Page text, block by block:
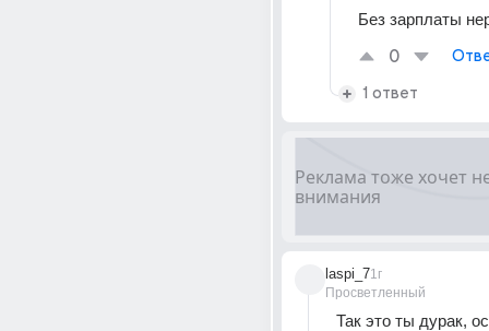
Без зарплаты
0
1 ответ
laspi_7
Просветленный
1г
Так это ты дурак,